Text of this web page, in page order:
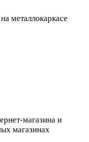
металлокаркасе
магазина и
магазинах